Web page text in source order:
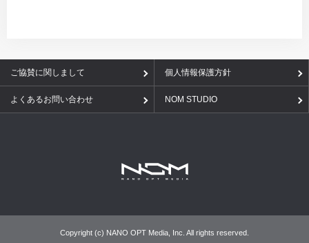
ご協賛に関しまして 個人情報保護方針
よくあるお問い合わせ NOM STUDIO
Copyright (c) NANO OPT Media, Inc. All rights reserved.